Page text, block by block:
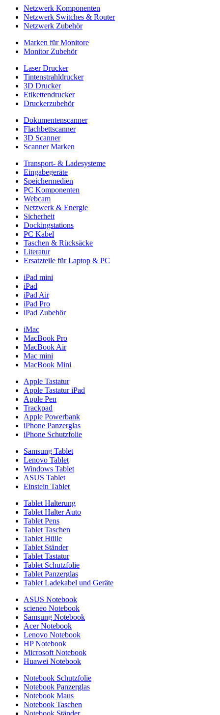
Netzwerk Komponenten
Netzwerk Switches & Router
Netzwerk Zubehör
Marken für Monitore
Monitor Zubehör
Laser Drucker
Tintenstrahldrucker
3D Drucker
Etikettendrucker
Druckerzubehör
Dokumentenscanner
Flachbettscanner
3D Scanner
Scanner Marken
Transport- & Ladesysteme
Eingabegeräte
Speichermedien
PC Komponenten
Webcam
Netzwerk & Energie
Sicherheit
Dockingstations
PC Kabel
Taschen & Rücksäcke
Literatur
Ersatzteile für Laptop & PC
iPad mini
iPad
iPad Air
iPad Pro
iPad Zubehör
iMac
MacBook Pro
MacBook Air
Mac mini
MacBook Mini
Apple Tastatur
Apple Tastatur iPad
Apple Pen
Trackpad
Apple Powerbank
iPhone Panzerglas
iPhone Schutzfolie
Samsung Tablet
Lenovo Tablet
Windows Tablet
ASUS Tablet
Einstein Tablet
Tablet Halterung
Tablet Halter Auto
Tablet Pens
Tablet Taschen
Tablet Hülle
Tablet Ständer
Tablet Tastatur
Tablet Schutzfolie
Tablet Panzerglas
Tablet Ladekabel und Geräte
ASUS Notebook
scieneo Notebook
Samsung Notebook
Acer Notebook
Lenovo Notebook
HP Notebook
Microsoft Notebook
Huawei Notebook
Notebook Schutzfolie
Notebook Panzerglas
Notebook Maus
Notebook Taschen
Notebook Ständer